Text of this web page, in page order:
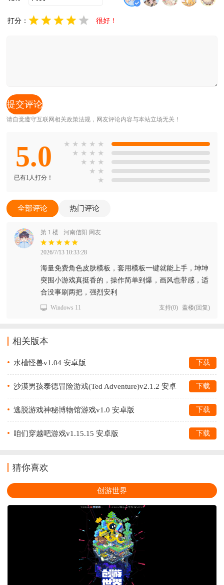
打分： 很好！
请自觉遵守互联网相关政策法规，网友评论内容与本站立场无关！
5.0
已有1人打分！
★ ★ ★ ★ ★
★ ★ ★ ★
★ ★ ★
★ ★
★
全部评论 热门评论
第 1 楼 河南信阳 网友
2026/7/13 10:33:28
海量免费角色皮肤模板，套用模板一键就能上手，坤坤
突围小游戏真挺香的，操作简单到爆，画风也带感，适
合没事刷两把，强烈安利
Windows 11 支持(0) 盖楼(回复)
相关版本
水槽怪兽v1.04 安卓版 下载
沙漠男孩泰德冒险游戏(Ted Adventure)v2.1.2 安卓
下载
逃脱游戏神秘博物馆游戏v1.0 安卓版 下载
咱们穿越吧游戏v1.15.15 安卓版 下载
猜你喜欢
创游世界